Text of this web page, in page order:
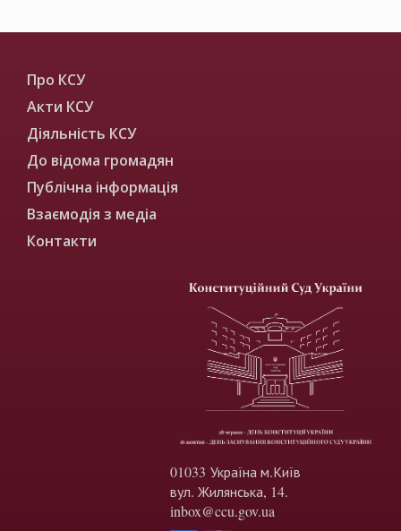
Про КСУ
Акти КСУ
Діяльність КСУ
До відома громадян
Публічна інформація
Взаємодія з медіа
Контакти
01033 Україна м.Київ
вул. Жилянська, 14.
inbox@ccu.gov.ua